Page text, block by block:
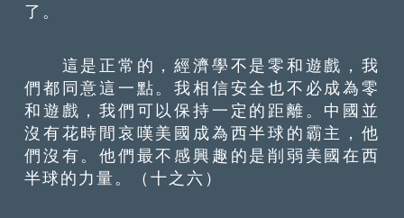
了。
這是正常的，經濟學不是零和遊戲，我
們都同意這一點。我相信安全也不必成為零
和遊戲，我們可以保持一定的距離。中國並
沒有花時間哀嘆美國成為西半球的霸主，他
們沒有。他們最不感興趣的是削弱美國在西
半球的力量。（十之六）